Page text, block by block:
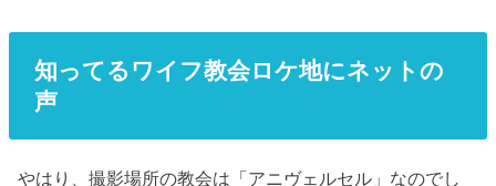
知ってるワイフ教会ロケ地にネットの
声
やはり、撮影場所の教会は「アニヴェルセル」なのでし